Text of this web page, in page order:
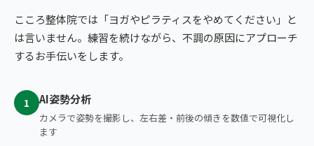
こころ整体院では「ヨガやピラティスをやめてください」と
は言いません。練習を続けながら、不調の原因にアプローチ
するお手伝いをします。
1 AI姿勢分析
カメラで姿勢を撮影し、左右差・前後の傾きを数値で可視化し
ます